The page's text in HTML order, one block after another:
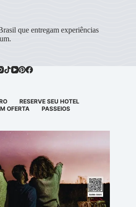
que entregam experiências
RESERVE SEU HOTEL
OFERTA
PASSEIOS